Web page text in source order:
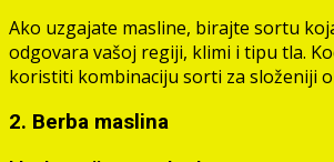
Ako uzgajate masline, birajte sortu
odgovara vašoj regiji, klimi i tipu tla.
koristiti kombinaciju sorti za složeniji
2. Berba maslina